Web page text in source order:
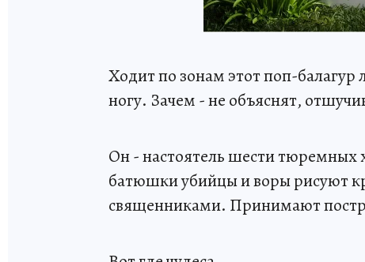
Ходит по зонам этот поп-
ногу. Зачем - не объяснят,
Он - настоятель шести тюремных
батюшки убийцы и воры рисуют
священниками. Принимают